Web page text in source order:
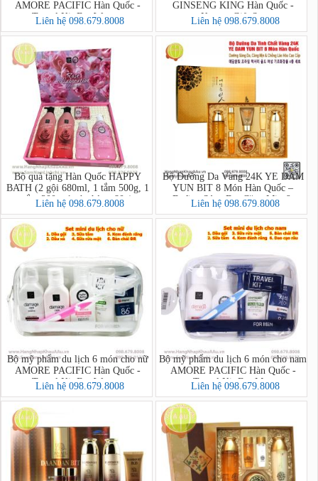
AMORE PACIFIC Hàn Quốc -
Travel Kit For Women
Liên hệ 098.679.8008
GINSENG KING Hàn Quốc -
Korean Gift Set
Liên hệ 098.679.8008
Bộ quà tặng Hàn Quốc HAPPY
BATH (2 gội 680ml, 1 tắm 500g, 1
tắm 200g, 1 xà phòng 80g)
Liên hệ 098.679.8008
Bộ Dưỡng Da Vàng 24K YE DAM
YUN BIT 8 Món Hàn Quốc –
Dưỡng Sáng Da, Căng Mịn &
Chống Lão Hóa Cao Cấp
Liên hệ 098.679.8008
Bộ mỹ phẩm du lịch 6 món cho nữ
AMORE PACIFIC Hàn Quốc -
Travel Kit For Women
Liên hệ 098.679.8008
Bộ mỹ phẩm du lịch 6 món cho nam
AMORE PACIFIC Hàn Quốc -
Travel Kit For Men
Liên hệ 098.679.8008